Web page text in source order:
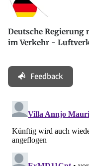
Deutsche
im Verkehr -
Feedback